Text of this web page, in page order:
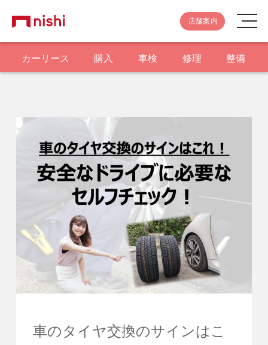
店舗案内
カーリース 購入 車検 修理 整備
車のタイヤ交換のサインはこ